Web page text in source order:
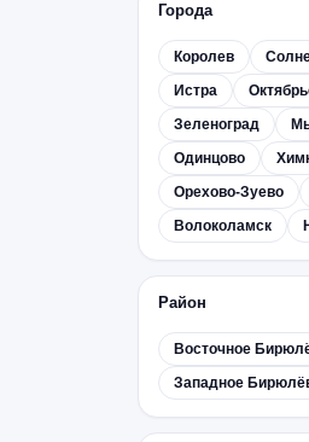
Города
Королев
Истра
Зеленоград
Одинцово
Орехово-Зуево
Волоколамск
Район
Восточное
Западное